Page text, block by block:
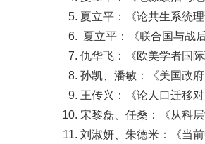
夏立平：《论共生系统
夏立平：《联合国与战
仇华飞：《欧美学者国
孙凯、潘敏：《美国政
王传兴：《论人口迁移
宋黎磊、任桑：《从科
刘淑妍、朱德米：《当